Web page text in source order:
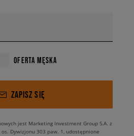
OFERTA MĘSKA
ZAPISZ SIĘ
jest Marketing Investment Group S.A. z
Dywizjonu 303 paw. 1, udostępnione